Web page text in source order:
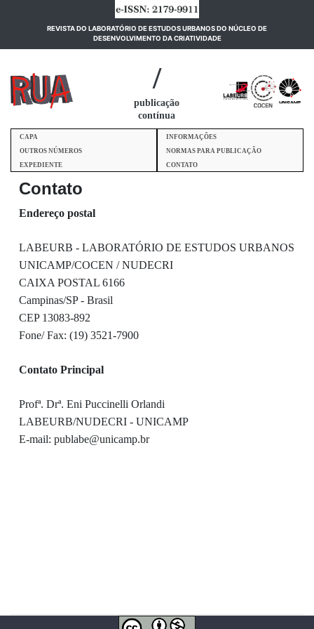
REVISTA DO LABORATÓRIO DE ESTUDOS URBANOS DO NÚCLEO DE
DESENVOLVIMENTO DA CRIATIVIDADE(current)
/
publicação
contínua
CAPA
INFORMAÇÕES
OUTROS NÚMEROS
NORMAS PARA PUBLICAÇÃO
EXPEDIENTE
CONTATO
Contato
Endereço postal
LABEURB - LABORATÓRIO DE ESTUDOS URBANOS
UNICAMP/COCEN / NUDECRI
CAIXA POSTAL 6166
Campinas/SP - Brasil
CEP 13083-892
Fone/ Fax: (19) 3521-7900
Contato Principal
Profª. Drª. Eni Puccinelli Orlandi
LABEURB/NUDECRI - UNICAMP
E-mail: publabe@unicamp.br